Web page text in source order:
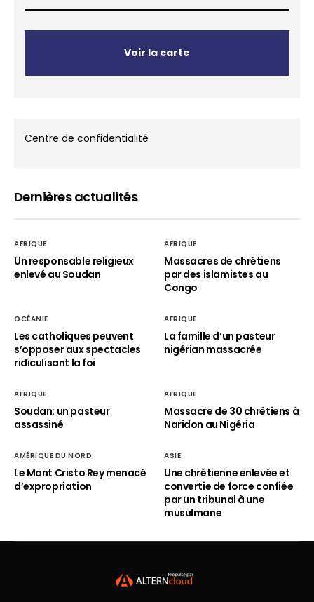
Voir la carte
Centre de confidentialité
Dernières actualités
AFRIQUE
Un responsable religieux
enlevé au Soudan
AFRIQUE
Massacres de chrétiens
par des islamistes au
Congo
OCÉANIE
Les catholiques peuvent
s’opposer aux spectacles
ridiculisant la foi
AFRIQUE
La famille d’un pasteur
nigérian massacrée
AFRIQUE
Soudan: un pasteur
assassiné
AFRIQUE
Massacre de 30 chrétiens à
Naridon au Nigéria
AMÉRIQUE DU NORD
Le Mont Cristo Rey menacé
d’expropriation
ASIE
Une chrétienne enlevée et
convertie de force confiée
par un tribunal à une
musulmane